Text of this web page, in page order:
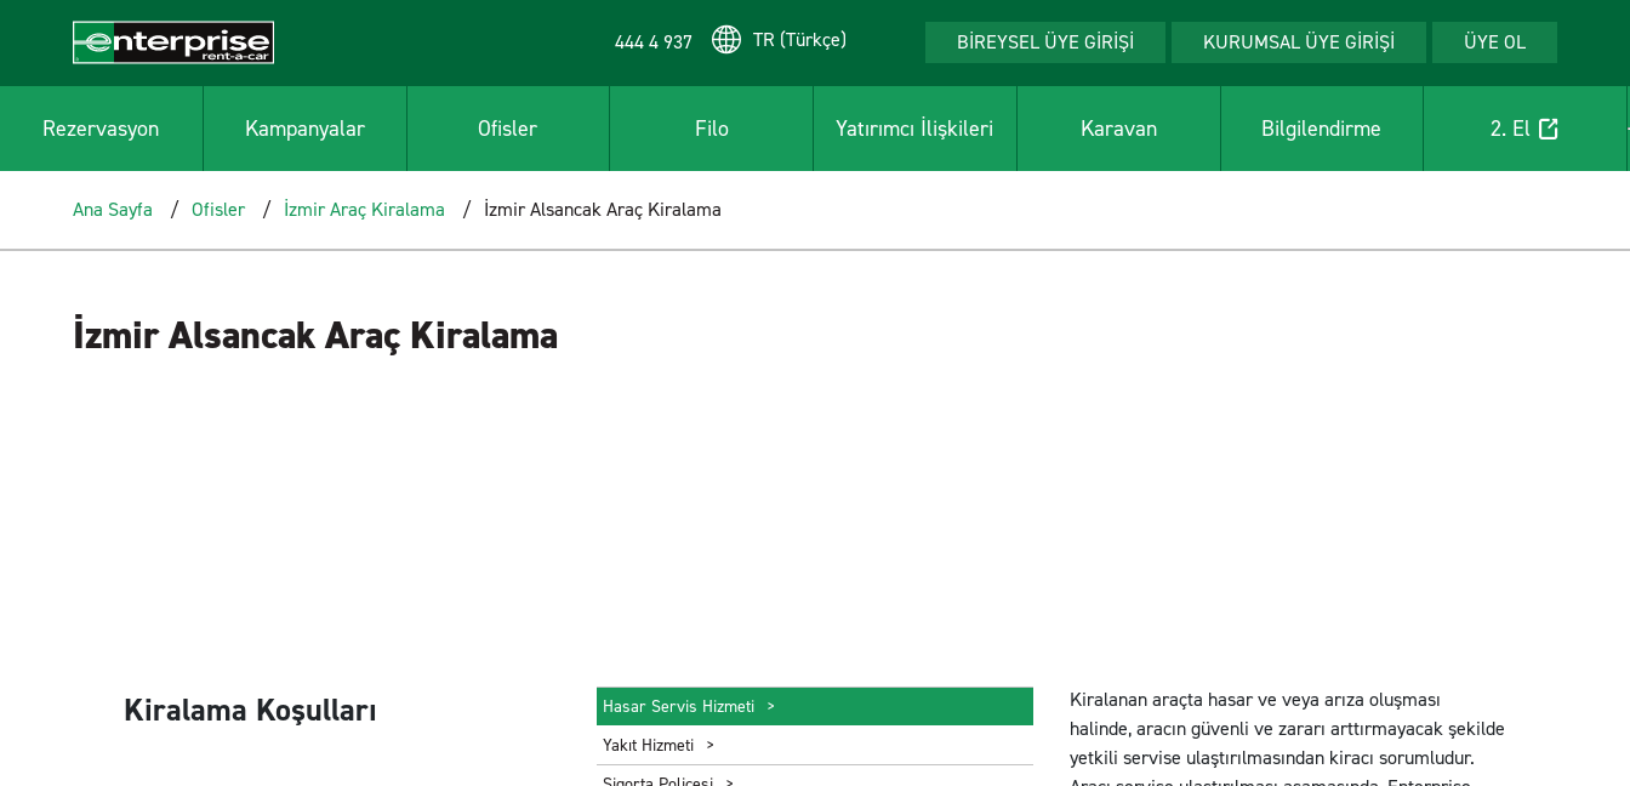
444 4 937 TR (Türkçe) BİREYSEL ÜYE GİRİŞİ KURUMSAL ÜYE GİRİŞİ ÜYE OL
Rezervasyon Kampanyalar Ofisler Filo Yatırımcı İlişkileri Karavan Bilgilendirme 2. El
Ana Sayfa Ofisler İzmir Araç Kiralama İzmir Alsancak Araç Kiralama
İzmir Alsancak Araç Kiralama
Kiralama Koşulları
Hasar Servis Hizmeti
Yakıt Hizmeti
Kiralanan araçta hasar ve veya arıza oluşması
halinde, aracın güvenli ve zararı arttırmayacak şekilde
yetkili servise ulaştırılmasından kiracı sorumludur.